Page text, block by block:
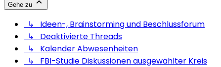
Gehe zu
↳ Ideen-, Brainstorming und Beschlussforum
↳ Deaktivierte Threads
↳ Kalender Abwesenheiten
↳ FBI-Studie Diskussionen ausgewählter Kreis